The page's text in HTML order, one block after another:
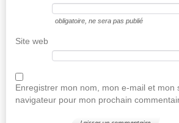
obligatoire , ne sera pas publié
Site web
Enregistrer mon nom, mon e-mail et mon
navigateur pour mon prochain